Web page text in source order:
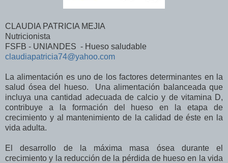
CLAUDIA PATRICIA MEJIA
Nutricionista
FSFB - UNIANDES - Hueso saludable
claudiapatricia74@yahoo.com
La alimentación es uno de los factores determinantes en la
salud ósea del hueso. Una alimentación balanceada que
incluya una cantidad adecuada de calcio y de vitamina D,
contribuye a la formación del hueso en la etapa de
crecimiento y al mantenimiento de la calidad de éste en la
vida adulta.
El desarrollo de la máxima masa ósea durante el
crecimiento y la reducción de la pérdida de hueso en la vida